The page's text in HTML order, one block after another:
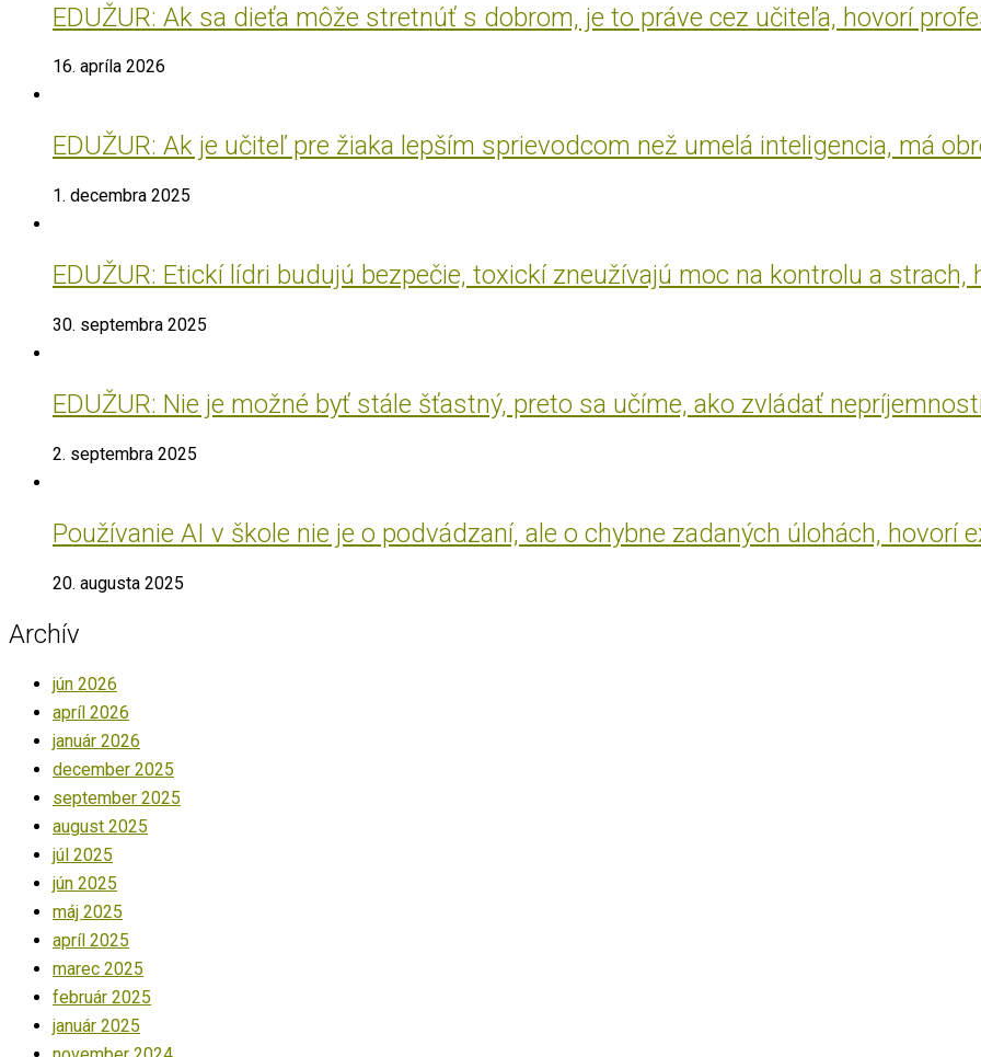
EDUŽUR: Ak sa dieťa môže stretnúť s dobrom, je to práve cez učiteľa, hovorí
16. apríla 2026
EDUŽUR: Ak je učiteľ pre žiaka lepším sprievodcom než umelá inteligencia, má
1. decembra 2025
EDUŽUR: Etickí lídri budujú bezpečie, toxickí zneužívajú moc na kontrolu a strach,
30. septembra 2025
EDUŽUR: Nie je možné byť stále šťastný, preto sa učíme, ako zvládať
2. septembra 2025
Používanie AI v škole nie je o podvádzaní, ale o chybne zadaných úlohách, hovorí
20. augusta 2025
Archív
jún 2026
apríl 2026
január 2026
december 2025
september 2025
august 2025
júl 2025
jún 2025
máj 2025
apríl 2025
marec 2025
február 2025
január 2025